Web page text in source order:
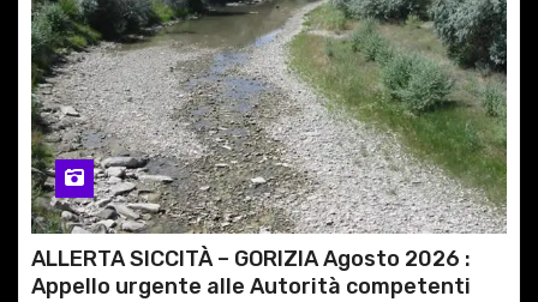
t
i
c
o
l
i
ALLERTA SICCITÀ – GORIZIA Agosto 2026 :
Appello urgente alle Autorità competenti